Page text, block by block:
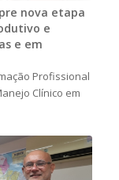
nova etapa
e
e em
Profissional
Clínico em